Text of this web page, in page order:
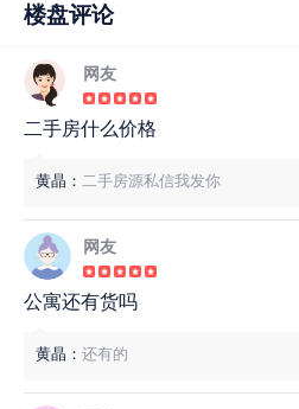
楼盘评论
网友
二手房什么价格
黄晶： 二手房源私信我发你
网友
公寓还有货吗
黄晶： 还有的